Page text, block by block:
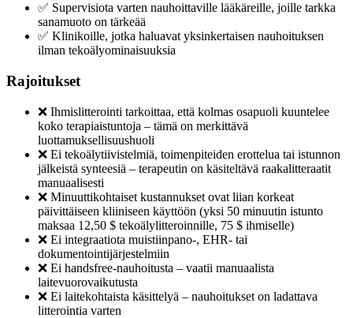
✅ Supervisiota varten nauhoittaville lääkäreille, joille tarkka
sanamuoto on tärkeää
✅ Klinikoille, jotka haluavat yksinkertaisen nauhoituksen
ilman tekoälyominaisuuksia
Rajoitukset
❌ Ihmislitterointi tarkoittaa, että kolmas osapuoli kuuntelee
koko terapiaistuntoja – tämä on merkittävä
luottamuksellisuushuoli
❌ Ei tekoälytiivistelmiä, toimenpiteiden erottelua tai istunnon
jälkeistä synteesiä – terapeutin on käsiteltävä raakalitteraatit
manuaalisesti
❌ Minuuttikohtaiset kustannukset ovat liian korkeat
päivittäiseen kliiniseen käyttöön (yksi 50 minuutin istunto
maksaa 12,50 $ tekoälylitteroinnille, 75 $ ihmiselle)
❌ Ei integraatiota muistiinpano-, EHR- tai
dokumentointijärjestelmiin
❌ Ei handsfree-nauhoitusta – vaatii manuaalista
laitevuorovaikutusta
❌ Ei laitekohtaista käsittelyä – nauhoitukset on ladattava
litterointia varten